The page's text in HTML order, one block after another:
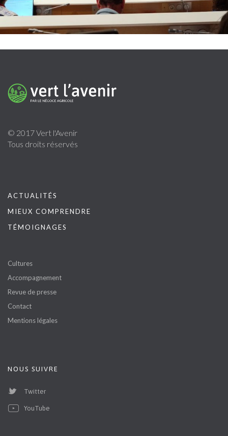
© 2017 Vert l'Avenir
Tous droits réservés
ACTUALITÉS
MIEUX COMPRENDRE
TÉMOIGNAGES
Cultures
Accompagnement
Revue de presse
Contact
Mentions légales
NOUS SUIVRE
Twitter
YouTube